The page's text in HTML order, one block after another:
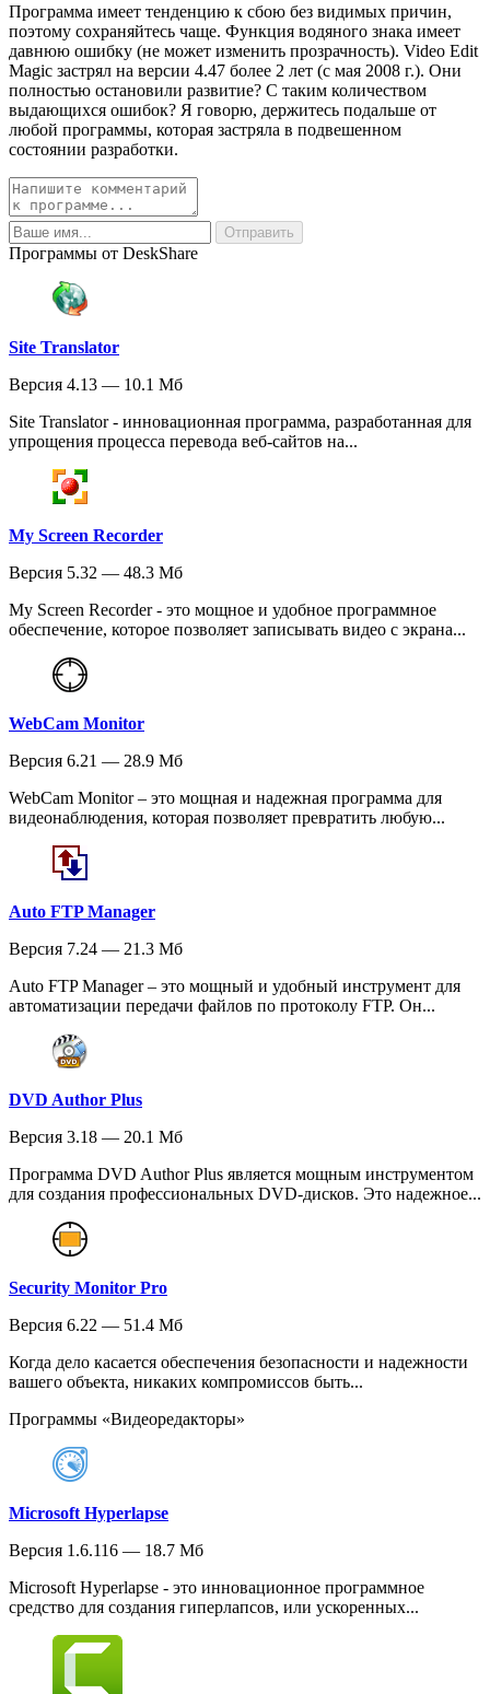
Программа имеет тенденцию к сбою без видимых причин,
поэтому сохраняйтесь чаще. Функция водяного знака имеет
давнюю ошибку (не может изменить прозрачность). Video Edit
Magic застрял на версии 4.47 более 2 лет (с мая 2008 г.). Они
полностью остановили развитие? С таким количеством
выдающихся ошибок? Я говорю, держитесь подальше от
любой программы, которая застряла в подвешенном
состоянии разработки.
Программы от DeskShare
Site Translator
Версия 4.13 — 10.1 Мб
Site Translator - инновационная программа, разработанная для
упрощения процесса перевода веб-сайтов на...
My Screen Recorder
Версия 5.32 — 48.3 Мб
My Screen Recorder - это мощное и удобное программное
обеспечение, которое позволяет записывать видео с экрана...
WebCam Monitor
Версия 6.21 — 28.9 Мб
WebCam Monitor – это мощная и надежная программа для
видеонаблюдения, которая позволяет превратить любую...
Auto FTP Manager
Версия 7.24 — 21.3 Мб
Auto FTP Manager – это мощный и удобный инструмент для
автоматизации передачи файлов по протоколу FTP. Он...
DVD Author Plus
Версия 3.18 — 20.1 Мб
Программа DVD Author Plus является мощным инструментом
для создания профессиональных DVD-дисков. Это надежное...
Security Monitor Pro
Версия 6.22 — 51.4 Мб
Когда дело касается обеспечения безопасности и надежности
вашего объекта, никаких компромиссов быть...
Программы «Видеоредакторы»
Microsoft Hyperlapse
Версия 1.6.116 — 18.7 Мб
Microsoft Hyperlapse - это инновационное программное
средство для создания гиперлапсов, или ускоренных...